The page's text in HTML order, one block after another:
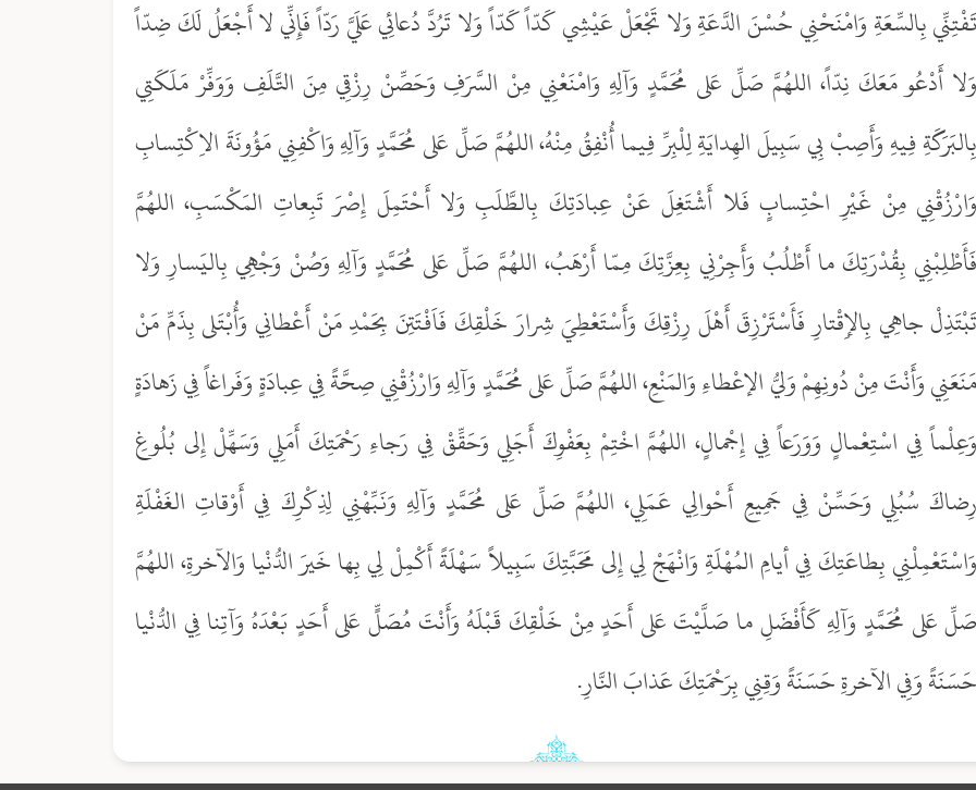
تَفْتِنِّي بِالسِّعَةِ وَامْنَحْنِي حُسْنَ الدَّعَةِ وَلا تَجْعَلْ عَيْشِي كَدّاً كَدّاً وَلا تَرُدَّ دُعائِي عَلَيَّ رَدّاً فَإِنِّي لا أَجْعَلُ لَكَ ضِدّاً
وَلا أَدْعُو مَعَكَ نِدّاً، اللهُمَّ صَلِّ عَلى مُحَمَّدٍ وَآلِهِ وَامْنَعْنِي مِنْ السَّرَفِ وَحَصِّنْ رِزْقِي مِنَ التَّلَفِ وَوَفِّرْ مَلَكَتِي
بِالبَرَكَةِ فِيهِ وَأَصِبْ بِي سَبِيلَ الهِدايَةِ لِلْبِرِّ فِيما أُنْفِقُ مِنْهُ، اللهُمَّ صَلِّ عَلى مُحَمَّدٍ وَآلِهِ وَاكْفِنِي مَؤُونَةَ الاِكْتِسابِ
وَارْزُقْنِي مِنْ غَيْرِ احْتِسابٍ فَلا أَشْتَغِلَ عَنْ عِبادَتِكَ بِالطَّلَبِ وَلا أَحْتَمِلَ إِصْرَ تَبِعاتِ المَكْسَبِ، اللهُمَّ
فَأَطْلِبْنِي بِقُدْرَتِكَ ما أَطْلُبُ وَأَجِرْنِي بِعِزَّتِكَ مِمّا أَرْهَبُ، اللهُمَّ صَلِّ عَلى مُحَمَّدٍ وَآلِهِ وَصُنْ وَجْهِي بِاليَسارِ وَلا
تَبْتَذِلْ جاهِي بِالإِقْتارِ فَأَسْتَرْزِقَ أَهْلَ رِزْقِكَ وَأَسْتَعْطِيَ شِرارَ خَلْقِكَ فَاَفْتَتِنَ بِحَمْدِ مَنْ أَعْطانِي وَأُبْتَلى بِذَمِّ مَنْ
مَنَعَنِي وَأَنْتَ مِنْ دُونِهِمْ وَليُّ الإعْطاءِ وَالمَنْعِ، اللهُمَّ صَلِّ عَلى مُحَمَّدٍ وَآلِهِ وَارْزُقْنِي صِحَّةً فِي عِبادَةٍ وَفَراغاً فِي زَهادَةٍ
وَعِلْماً فِي اسْتِعْمالٍ وَوَرَعاً فِي إِجْمالٍ، اللهُمَّ اخْتِمْ بِعَفْوِكَ أَجَلِي وَحَقِّقْ فِي رَجاءِ رَحْمَتِكَ أَمَلِي وَسَهِّلْ إِلى بُلُوغِ
رِضاكَ سُبُلِي وَحَسِّنْ فِي جَمِيعِ أَحْوالِي عَمَلِي، اللهُمَّ صَلِّ عَلى مُحَمَّدٍ وَآلِهِ وَنَبِّهْنِي لِذِكْرِكَ فِي أَوْقاتِ الغَفْلَةِ
وَاسْتَعْمِلْنِي بِطاعَتِكَ فِي أيامِ المُهْلَةِ وَانْهَجْ لِي إِلى مَحَبَّتِكَ سَبِيلاً سَهْلَةً أَكْمِلْ لِي بِها خَيرَ الدُّنْيا وَالآخرةِ، اللهُمَّ
صَلِّ عَلى مُحَمَّدٍ وَآلِهِ كَأَفْضَلِ ما صَلَّيْتَ عَلى أَحَدٍ مِنْ خَلْقِكَ قَبْلَهُ وَأَنْتَ مُصَلٍّ عَلى أَحَدٍ بَعْدَهُ وَآتِنا فِي الدُّنْيا
حَسَنَةً وَفِي الآخرةِ حَسَنَةً وَقِنِي بِرَحْمَتِكَ عَذابَ النَّارِ.